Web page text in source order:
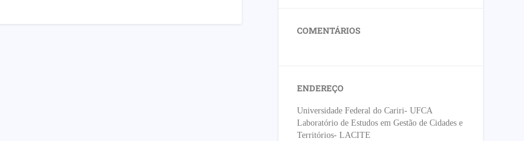
COMENTÁRIOS
ENDEREÇO
Universidade Federal do Cariri- UFCA
Laboratório de Estudos em Gestão de Cidades e
Territórios- LACITE